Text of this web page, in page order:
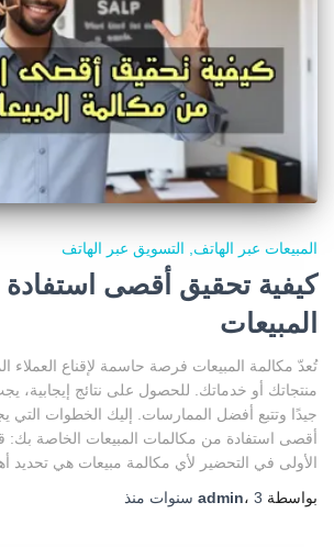
المبيعات عبر الهاتف التسويق عبر الهاتف
كيفية تحقيق أقصى
المبيعات
تُعدّ مكالمة المبيعات فرصة حاسمة لإقناع العملاء
منتجاتك أو خدماتك. للحصول على نتائج إيجابية،
جيدًا وتتبع أفضل الممارسات. إليك الخطوات التي
أقصى استفادة من مكالمات المبيعات الخاصة بك:
الأولى في التحضير لأي مكالمة مبيعات هي تحديد
بواسطة
admin، 3 سنوات منذ